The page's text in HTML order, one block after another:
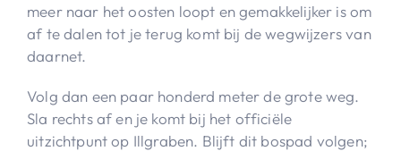
meer naar het oosten loopt en gemakkelijker is om
af te dalen tot je terug komt bij de wegwijzers van
daarnet.
Volg dan een paar honderd meter de grote weg.
Sla rechts af en je komt bij het officiële
uitzichtpunt op Illgraben. Blijft dit bospad volgen;